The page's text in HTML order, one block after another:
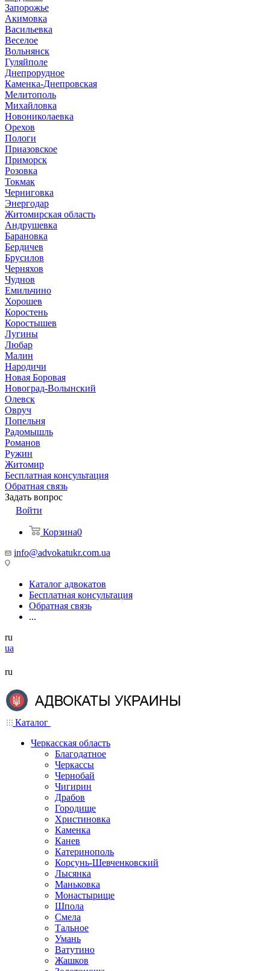
Запорожье
Акимовка
Васильевка
Веселое
Вольнянск
Гуляйполе
Днепрорудное
Каменка-Днепровская
Мелитополь
Михайловка
Новониколаевка
Орехов
Пологи
Приазовское
Приморск
Розовка
Токмак
Черниговка
Энергодар
Житомирская область
Андрушевка
Барановка
Бердичев
Брусилов
Черняхов
Чуднов
Емильчино
Хорошев
Коростень
Коростышев
Лугины
Любар
Малин
Народичи
Новая Боровая
Новоград-Волынский
Олевск
Овруч
Попельня
Радомышль
Романов
Ружин
Житомир
Бесплатная консультация
Обратная связь
Задать вопрос
Войти
Корзина0
info@advokatukr.com.ua
Каталог адвокатов
Бесплатная консультация
Обратная связь
...
ru
ua
ru
Каталог
Черкасская область
Благодатное
Черкассы
Чернобай
Чигирин
Драбов
Городище
Христиновка
Каменка
Канев
Катеринополь
Корсунь-Шевченковский
Лысянка
Маньковка
Монастырище
Шпола
Смела
Тальное
Умань
Ватутино
Жашков